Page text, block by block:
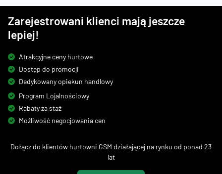
Zarejestrowani klienci mają jeszcze
lepiej!
Atrakcyjne ceny hurtowe
Dostęp do promocji
Dedykowany opiekun handlowy
Program Lojalnościowy
Rabaty za staż
Możliwość negocjowania cen
Dołącz do klientów hurtowni GSM działającej na rynku od ponad 23
lat